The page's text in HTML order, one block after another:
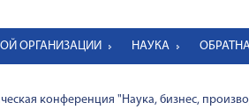
ОРГАНИЗАЦИИ НАУКА
конференция "Наука, бизнес,